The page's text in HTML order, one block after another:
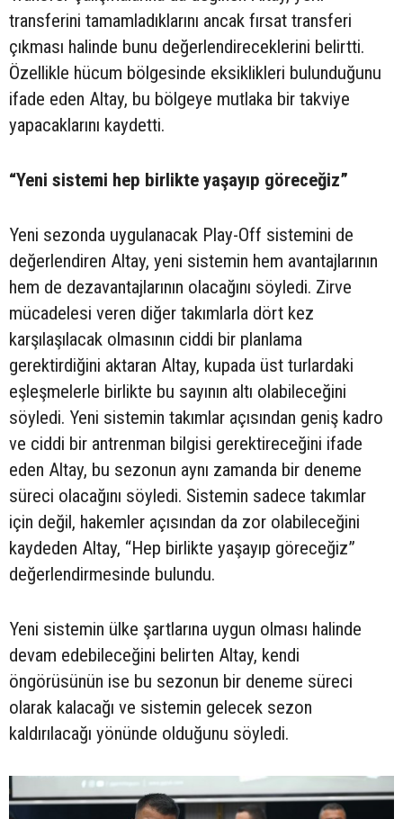
transferini tamamladıklarını ancak fırsat transferi
çıkması halinde bunu değerlendireceklerini belirtti.
Özellikle hücum bölgesinde eksiklikleri bulunduğunu
ifade eden Altay, bu bölgeye mutlaka bir takviye
yapacaklarını kaydetti.
“Yeni sistemi hep birlikte yaşayıp göreceğiz”
Yeni sezonda uygulanacak Play-Off sistemini de
değerlendiren Altay, yeni sistemin hem avantajlarının
hem de dezavantajlarının olacağını söyledi. Zirve
mücadelesi veren diğer takımlarla dört kez
karşılaşılacak olmasının ciddi bir planlama
gerektirdiğini aktaran Altay, kupada üst turlardaki
eşleşmelerle birlikte bu sayının altı olabileceğini
söyledi. Yeni sistemin takımlar açısından geniş kadro
ve ciddi bir antrenman bilgisi gerektireceğini ifade
eden Altay, bu sezonun aynı zamanda bir deneme
süreci olacağını söyledi. Sistemin sadece takımlar
için değil, hakemler açısından da zor olabileceğini
kaydeden Altay, “Hep birlikte yaşayıp göreceğiz”
değerlendirmesinde bulundu.
Yeni sistemin ülke şartlarına uygun olması halinde
devam edebileceğini belirten Altay, kendi
öngörüsünün ise bu sezonun bir deneme süreci
olarak kalacağı ve sistemin gelecek sezon
kaldırılacağı yönünde olduğunu söyledi.